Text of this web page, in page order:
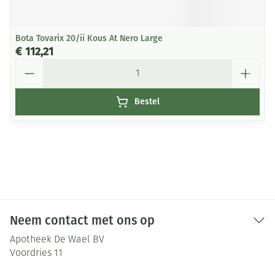
Bota Tovarix 20/ii Kous At Nero Large
€ 112,21
Bestel
Neem contact met ons op
Apotheek De Wael BV
Voordries 11